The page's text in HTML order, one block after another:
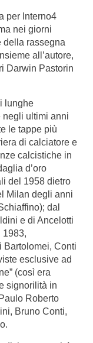
per Interno4
nei giorni
della rassegna
all’autore,
Darwin Pastorin
lunghe
negli ultimi anni
le tappe più
di calciatore e
calcistiche in
d’oro
del 1958 dietro
Milan degli anni
dal
e di Ancelotti
1983,
Bartolomei, Conti
esclusive ad
(così era
signorilità in
Roberto
Bruno Conti,